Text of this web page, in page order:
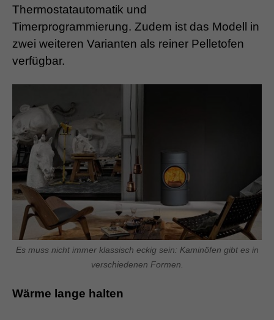
Thermostatautomatik und
Timerprogrammierung. Zudem ist das Modell in
zwei weiteren Varianten als reiner Pelletofen
verfügbar.
Es muss nicht immer klassisch eckig sein: Kaminöfen gibt es in
verschiedenen Formen.
Wärme lange halten